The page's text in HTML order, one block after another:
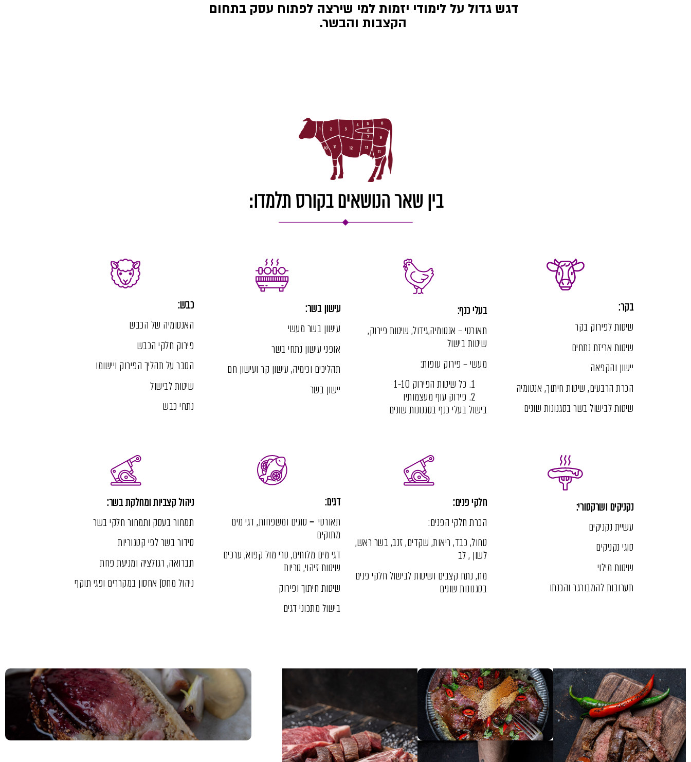
דגש גדול על לימודי יזמות למי שירצה לפתוח עסק בתחום
הקצבות והבשר.
בין שאר הנושאים בקורס תלמדו:
בקר:
שיטות לפירוק בקר
שיטות אריזת נתחים
יישון והקפאה
הכרת הרבעים, שיטות חיתוך, אנטומיה
שיטות לבישול בשר בסגנונות שונים
בעלי כנף:
תאורטי – אנטומיה,גידול, שיטות פירוק,
שיטות בישול
מעשי – פירוק עופות:
כל שיטות הפירוק 1-10
פירוק עוף מעצמותיו
בישול בעלי כנף בסגנונות שונים
עישון בשר:
עישון בשר מעשי
אופני עישון נתחי בשר
תהליכים וכימיה, עישון קר ועישון חם
יישון בשר
כבש:
האנטומיה של הכבש
פירוק חלקי הכבש
הסבר על תהליך הפירוק ויישומו
שיטות לבישול
נתחי כבש
נקניקים ושרקטורי:
עשיית נקניקים
סוגי נקניקים
שיטות מילוי
תערובות להמבורגר והכנתו
חלקי פנים:
הכרת חלקי הפנים:
טחול, כבד, ריאות, שקדים, זנב, בשר ראש,
לשון , לב
מח, נתח קצבים ושיטות לבישול חלקי פנים
בסגנונות שונים
דגים:
תאורטי– סוגים ומשפחות,דגי מים
מתוקים
דגי מים מלוחים, טרי מול קפוא, ערכים
שיטות זיהוי, טריות
שיטות חיתוך ופירוק
בישול מתכוני דגים
ניהול קצביות ומחלקת בשר:
תמחור בעסק ותמחור חלקי בשר
סידור בשר לפי קטגוריות
תברואה, רגולציה ומניעת פחת
ניהול מחסןֿ אחסון במקררים ופגי תוקף